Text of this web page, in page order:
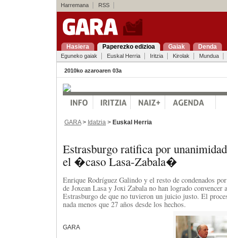
Harremana RSS
Hasiera Paperezko edizioa Gaiak Denda
Eguneko gaiak Euskal Herria Iritzia Kirolak Mundua
2010ko azaroaren 03a
GARA> Idatzia > Euskal Herria
Estrasburgo ratifica por
el �caso Lasa-Zabala�
Enrique Rodríguez Galindo y el resto de condenados
de Joxean Lasa y Joxi Zabala no han logrado convencer
Estrasburgo de que no tuvieron un juicio justo. El
nada menos que 27 años desde los hechos.
GARA